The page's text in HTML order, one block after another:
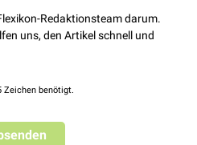
die Aliierten.
Redaktionsteam darum.
uns, den Artikel schnell und
Zeichen benötigt.